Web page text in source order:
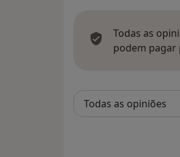
Todas as
podem pagar